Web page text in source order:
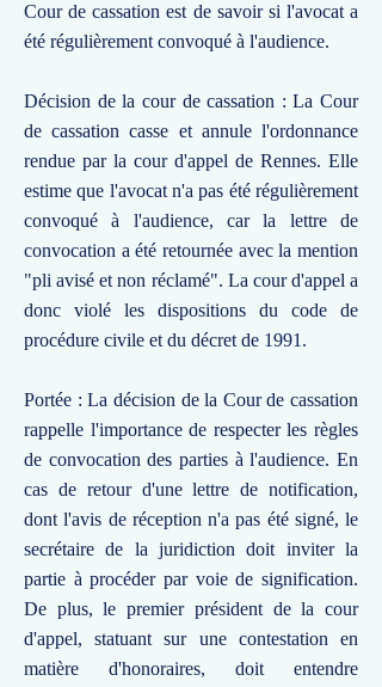
Cour de cassation est de savoir si l'avocat a
été régulièrement convoqué à l'audience.
Décision de la cour de cassation : La Cour
de cassation casse et annule l'ordonnance
rendue par la cour d'appel de Rennes. Elle
estime que l'avocat n'a pas été régulièrement
convoqué à l'audience, car la lettre de
convocation a été retournée avec la mention
"pli avisé et non réclamé". La cour d'appel a
donc violé les dispositions du code de
procédure civile et du décret de 1991.
Portée : La décision de la Cour de cassation
rappelle l'importance de respecter les règles
de convocation des parties à l'audience. En
cas de retour d'une lettre de notification,
dont l'avis de réception n'a pas été signé, le
secrétaire de la juridiction doit inviter la
partie à procéder par voie de signification.
De plus, le premier président de la cour
d'appel, statuant sur une contestation en
matière d'honoraires, doit entendre